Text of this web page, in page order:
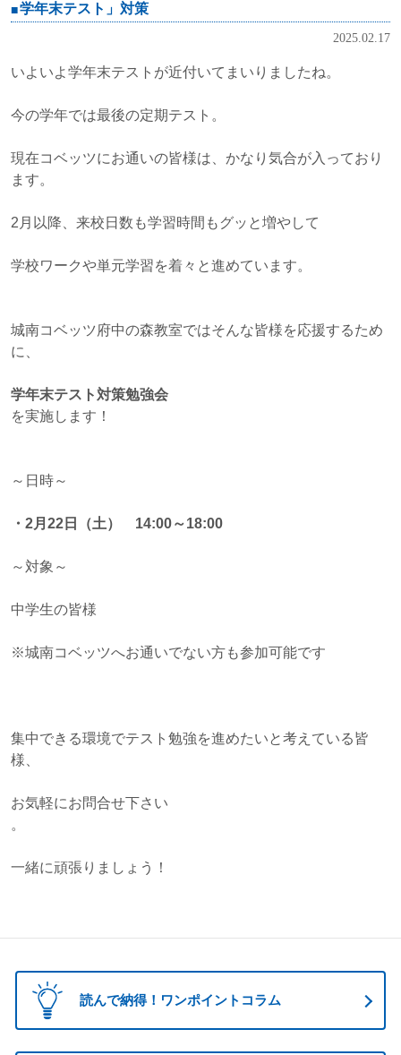
学年末テスト」対策
2025.02.17
いよいよ学年末テストが近付いてまいりましたね。
今の学年では最後の定期テスト。
現在コベッツにお通いの皆様は、かなり気合が入っており
ます。
2月以降、来校日数も学習時間もグッと増やして
学校ワークや単元学習を着々と進めています。
城南コベッツ府中の森教室ではそんな皆様を応援するため
に、
学年末テスト対策勉強会
を実施します！
～日時～
・2月22日（土） 14:00～18:00
～対象～
中学生の皆様
※城南コベッツへお通いでない方も参加可能です
集中できる環境でテスト勉強を進めたいと考えている皆
様、
お気軽にお問合せ下さい
。
一緒に頑張りましょう！
読んで納得！ワンポイントコラム